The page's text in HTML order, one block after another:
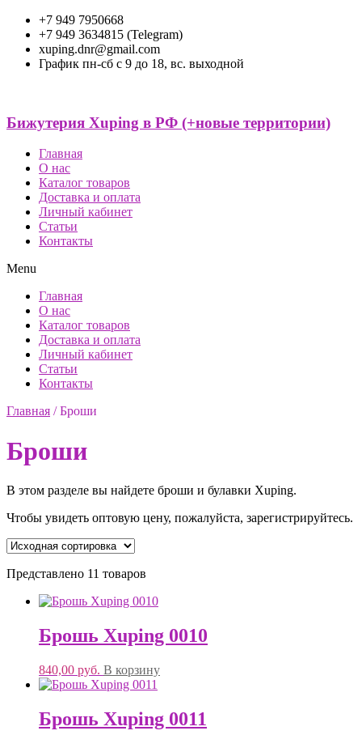
+7 949 7950668
+7 949 3634815 (Telegram)
xuping.dnr@gmail.com
График пн-сб с 9 до 18, вс. выходной
Бижутерия Xuping в РФ (+новые территории)
Главная
О нас
Каталог товаров
Доставка и оплата
Личный кабинет
Статьи
Контакты
Menu
Главная
О нас
Каталог товаров
Доставка и оплата
Личный кабинет
Статьи
Контакты
Главная /Броши
Броши
В этом разделе вы найдете броши и булавки Xuping.
Чтобы увидеть оптовую цену, пожалуйста, зарегистрируйтесь.
Представлено 11 товаров
Брошь Xuping 0010
840,00 руб. В корзину
Брошь Xuping 0011